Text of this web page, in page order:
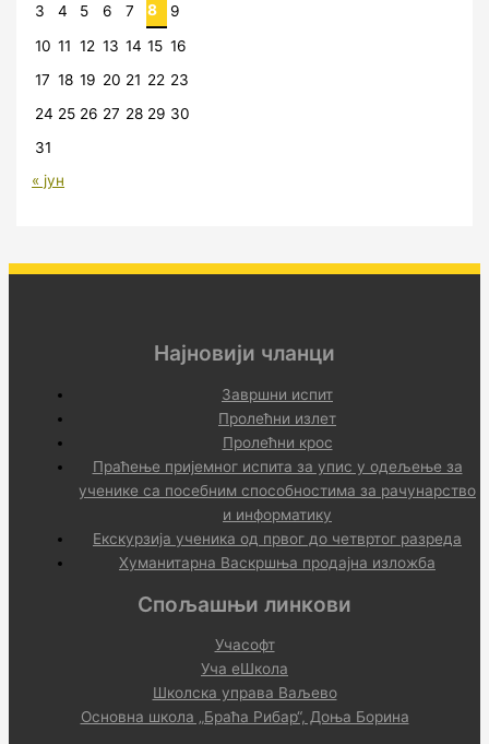
3
4 5 6 7 8
9
10 11 12 13 14 15 16
17 18 19 20 21 22 23
24 25 26 27 28 29 30
31
« јун
Најновији чланци
Завршни испит
Пролећни излет
Пролећни крос
Праћење пријемног испита за упис у одељење за
ученике са посебним способностима за рачунарство
и информатику
Екскурзија ученика од првог до четвртог разреда
Хуманитарна Васкршња продајна изложба
Спољашњи линкови
Учасофт
Уча еШкола
Школска управа Ваљево
Основна школа „Браћа Рибар“, Доња Борина